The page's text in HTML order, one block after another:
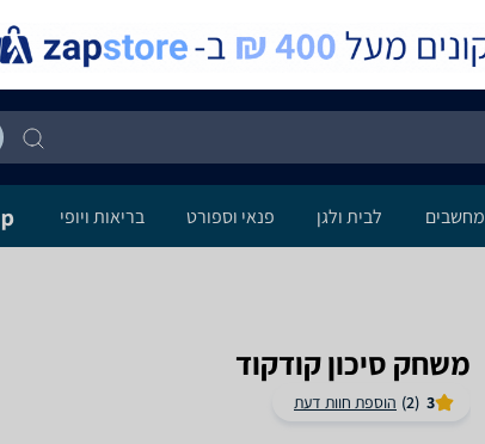
מחשבים לבית ולגן פנאי וספורט בריאות ויופי
משחק סיכון ‏קודקוד
3
(2) הוספת חוות דעת